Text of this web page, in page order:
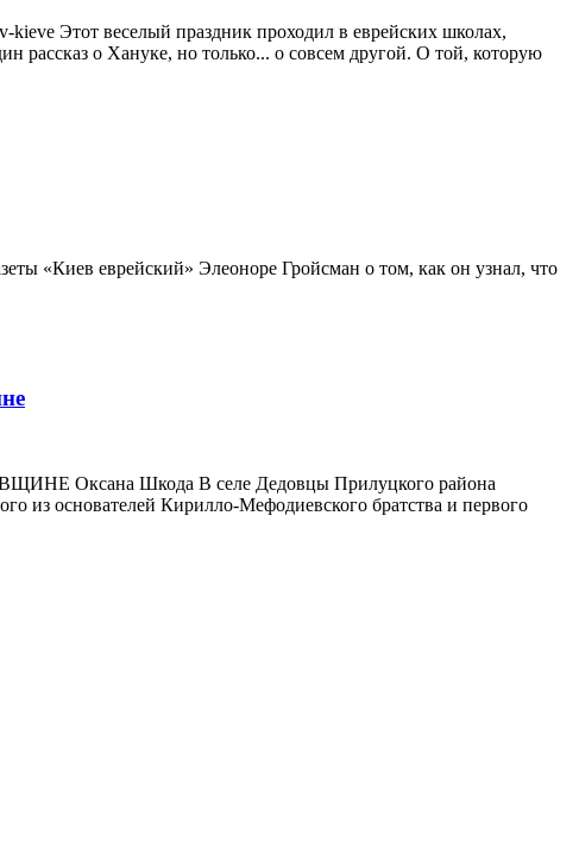
Этот веселый праздник проходил в еврейских школах,
рассказ о Хануке, но только... о совсем другой. О той, которую
«Киев еврейский» Элеоноре Гройсман о том, как он узнал, что
Шкода В селе Дедовцы Прилуцкого района
из основателей Кирилло-Мефодиевского братства и первого